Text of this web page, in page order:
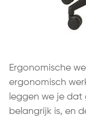
Ergonomische
ergonomisch
leggen we je dat
belangrijk is, en